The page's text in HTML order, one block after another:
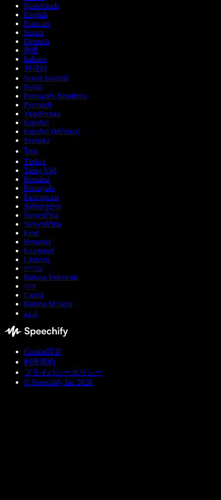
Nederlands
English
Français
Suomi
Deutsch
हिन्दी
Italiano
한국어
Norsk bokmål
Polski
Português Brasileiro
Русский
Українська
Español
Español (México)
Svenska
ไทย
Türkçe
Tiếng Việt
Română
Português
Български
ქართული
Slovenčina
Slovenščina
Eesti
Hrvatski
Ελληνικά
Lietuvių
עברית
Bahasa Indonesia
বাংলা
Català
Bahasa Melayu
اردو
Cookie設定
利用規約
プライバシーポリシー
© Speechify Inc 2026